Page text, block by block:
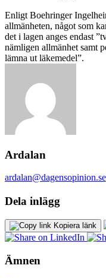
Enligt Boehringer
allmänheten, något som
det i lagen anges endast
nämligen allmänhet samt
lämna ut läkemedel”.
Ardalan
ardalan@dagensopinion.se
Dela inlägg
Kopiera länk
Ämnen